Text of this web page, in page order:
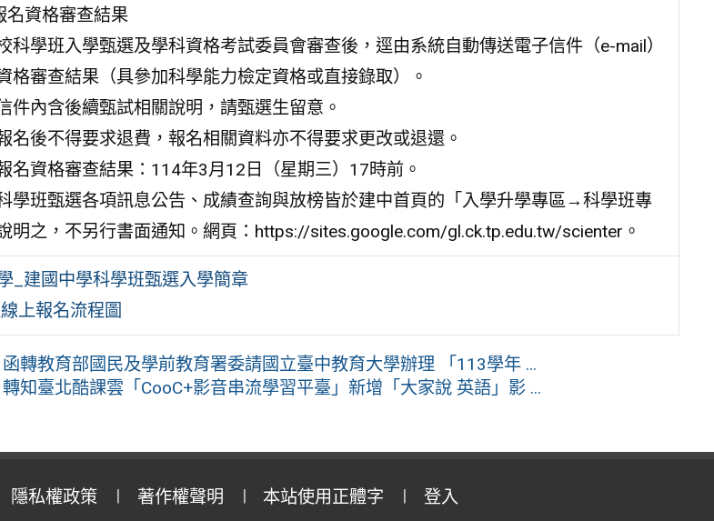
名資格審查結果
科學班入學甄選及學科資格考試委員會審查後，逕由系統自動傳送電子信件（e-mail）
格審查結果（具參加科學能力檢定資格或直接錄取）。
件內含後續甄試相關說明，請甄選生留意。
名後不得要求退費，報名相關資料亦不得要求更改或退還。
名資格審查結果：114年3月12日（星期三）17時前。
學班甄選各項訊息公告、成績查詢與放榜皆於建中首頁的「入學升學專區→科學班專
明之，不另行書面通知。網頁：https://sites.google.com/gl.ck.tp.edu.tw/scienter。
_建國中學科學班甄選入學簡章
上報名流程圖
函轉教育部國民及學前教育署委請國立臺中教育大學辦理 「113學年 ...
轉知臺北酷課雲「CooC+影音串流學習平臺」新增「大家說 英語」影 ...
隱私權政策 著作權聲明 本站使用正體字 登入